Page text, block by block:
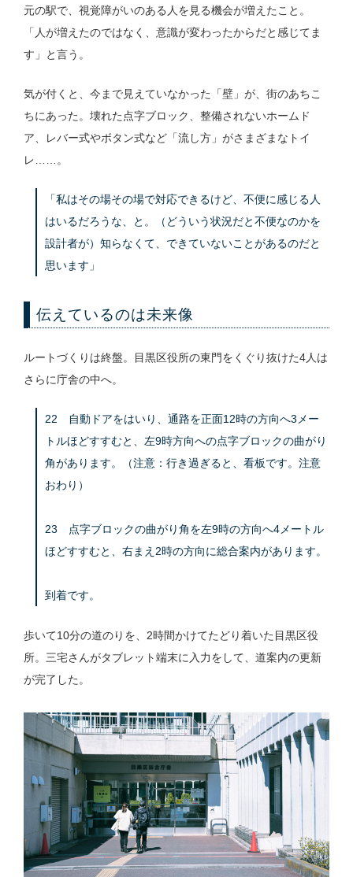
元の駅で、視覚障がいのある人を見る機会が増えたこと。
「人が増えたのではなく、意識が変わったからだと感じてま
す」と言う。
気が付くと、今まで見えていなかった「壁」が、街のあちこ
ちにあった。壊れた点字ブロック、整備されないホームド
ア、レバー式やボタン式など「流し方」がさまざまなトイ
レ……。
「私はその場その場で対応できるけど、不便に感じる人
はいるだろうな、と。（どういう状況だと不便なのかを
設計者が）知らなくて、できていないことがあるのだと
思います」
伝えているのは未来像
ルートづくりは終盤。目黒区役所の東門をくぐり抜けた4人は
さらに庁舎の中へ。
22 自動ドアをはいり、通路を正面12時の方向へ3メー
トルほどすすむと、左9時方向への点字ブロックの曲がり
角があります。（注意：行き過ぎると、看板です。注意
おわり）
23 点字ブロックの曲がり角を左9時の方向へ4メートル
ほどすすむと、右まえ2時の方向に総合案内があります。
到着です。
歩いて10分の道のりを、2時間かけてたどり着いた目黒区役
所。三宅さんがタブレット端末に入力をして、道案内の更新
が完了した。